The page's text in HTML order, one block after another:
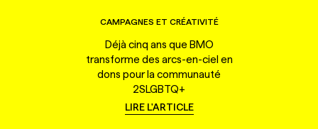
CAMPAGNES ET CRÉATIVITÉ
Déjà cinq ans que BMO
transforme des arcs-en-ciel en
dons pour la communauté
2SLGBTQ+
LIRE L'ARTICLE